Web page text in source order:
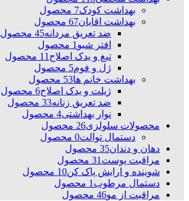
بهداشت کودک7 محصول
بهداشت اقایان67 محصول
ضد تعریق مردانه45 محصول
افتر شیو1 محصول
تیغ و یدک اصلاح11 محصول
ژل و فوم5 محصول
بهداشت خانم ها53 محصول
ژیلت و یدک اصلاح6 محصول
ضد تعریق زنانه33 محصول
نوار بهداشتی4 محصول
محصولات سلولزی26 محصول
دستمال توالت0 محصول
دهان و دندان35 محصول
مراقبت پوست31 محصول
شوینده و ارایش پاک کن10 محصول
دستمال مرطوب1 محصول
مراقبت از مو46 محصول